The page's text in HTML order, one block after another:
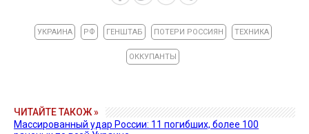
УКРАИНА РФ ГЕНШТАБ ПОТЕРИ РОССИЯН ТЕХНИКА
ОККУПАНТЫ
ЧИТАЙТЕ ТАКОЖ »
Массированный удар России: 11 погибших, более 100